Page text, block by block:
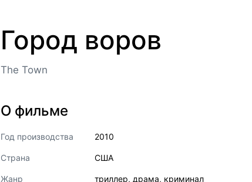
Город воров
The Town
О фильме
Год производства 2010
Страна США
Жанр триллер, драма, криминал